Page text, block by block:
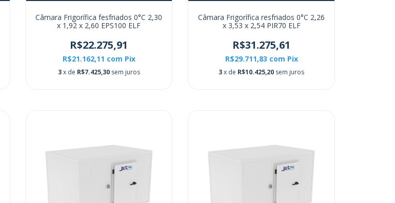
Câmara Frigorífica fesfriados 0°C 2,30
x 1,92 x 2,60 EPS100 ELF
R$22.275,91
R$21.162,11 com Pix
3x de R$7.425,30 sem juros
Câmara Frigorífica resfriados 0°C 2,26
x 3,53 x 2,54 PIR70 ELF
R$31.275,61
R$29.711,83 com Pix
3x de R$10.425,20 sem juros